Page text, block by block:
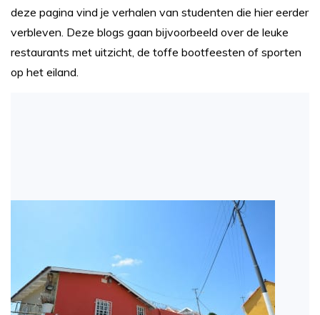
deze pagina vind je verhalen van studenten die hier eerder
verbleven. Deze blogs gaan bijvoorbeeld over de leuke
restaurants met uitzicht, de toffe bootfeesten of sporten
op het eiland.